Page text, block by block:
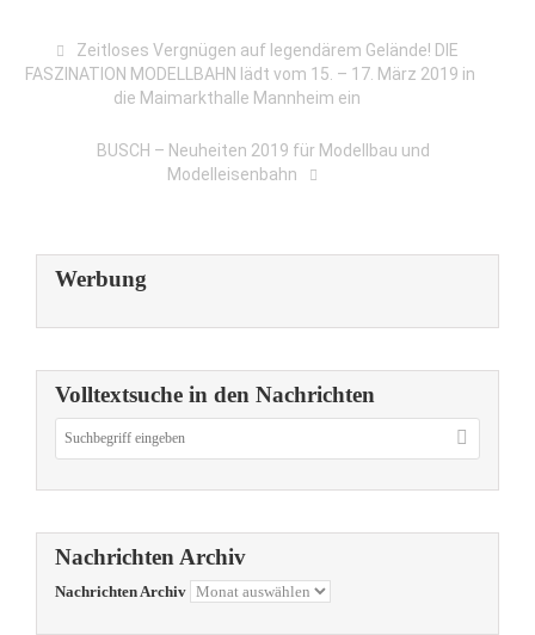
Zeitloses Vergnügen auf legendärem Gelände! DIE
FASZINATION MODELLBAHN lädt vom 15. – 17. März 2019 in
die Maimarkthalle Mannheim ein
BUSCH – Neuheiten 2019 für Modellbau und
Modelleisenbahn
Werbung
Volltextsuche in den Nachrichten
Nachrichten Archiv
Nachrichten Archiv